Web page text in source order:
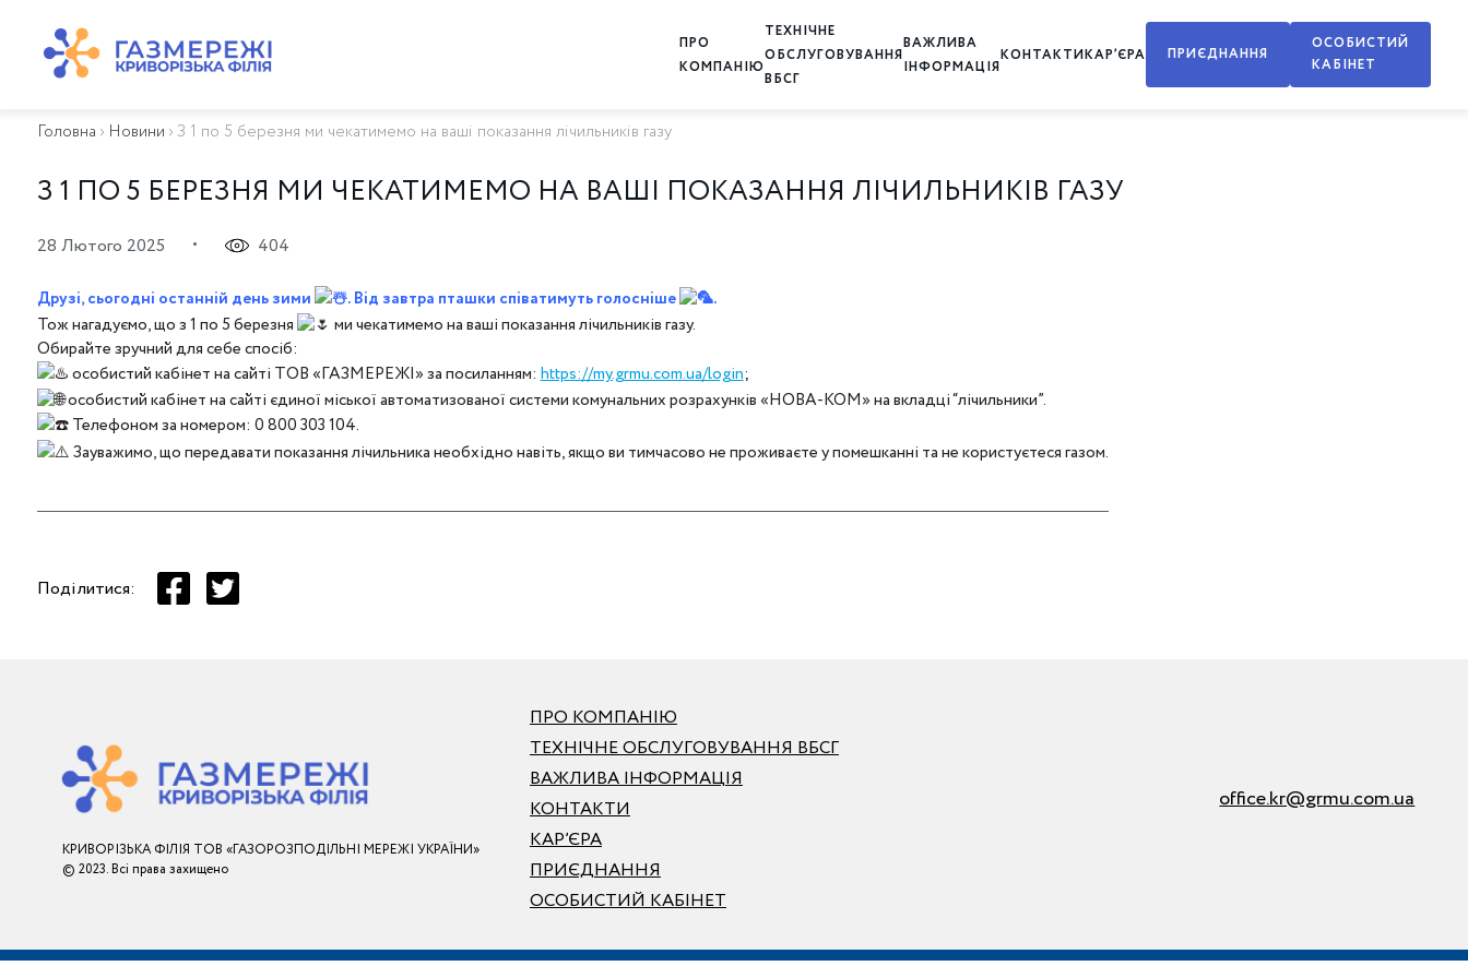
ПРО
КОМПАНІЮ
ТЕХНІЧНЕ
ОБСЛУГОВУВАННЯ
ВБСГ
ВАЖЛИВА
ІНФОРМАЦІЯ
КОНТАКТИКАР’ЄРА ПРИЄДНАННЯ
ОСОБИСТИЙ
КАБІНЕТ
ПРО КОМПАНІЮ
ВАЖЛИВА ІНФОРМАЦІЯ
КАР’ЄРА
ПРИЄДНАННЯ
КГУ
ОСОБИСТИЙ КАБІНЕТ
Головна › Новини ›З 1 по 5 березня ми чекатимемо на ваші показання лічильників газу
З 1 ПО 5 БЕРЕЗНЯ МИ ЧЕКАТИМЕМО НА ВАШІ ПОКАЗАННЯ ЛІЧИЛЬНИКІВ ГАЗУ
28 Лютого 2025 • 404
Друзі, сьогодні останній день зими . Від завтра пташки співатимуть голосніше
.
Тож нагадуємо, що з 1 по 5 березня
ми чекатимемо на ваші показання лічильників газу.
Обирайте зручний для себе спосіб:
особистий кабінет на сайті ТОВ «ГАЗМЕРЕЖІ» за посиланням:https://my.grmu.com.ua/login;
особистий кабінет на сайті єдиної міської автоматизованої системи комунальних розрахунків «НОВА-КОМ» на вкладці “лічильники”.
Телефоном за номером: 0 800 303 104.
Зауважимо, що передавати показання лічильника необхідно навіть, якщо ви тимчасово не проживаєте у помешканні та не користуєтеся газом.
Поділитися:
КРИВОРІЗЬКА ФІЛІЯ ТОВ «ГАЗОРОЗПОДІЛЬНІ МЕРЕЖІ УКРАЇНИ»
© 2023. Всі права захищено
ПРО КОМПАНІЮ
ТЕХНІЧНЕ ОБСЛУГОВУВАННЯ ВБСГ
ВАЖЛИВА ІНФОРМАЦІЯ
КОНТАКТИ
КАР’ЄРА
ПРИЄДНАННЯ
ОСОБИСТИЙ КАБІНЕТ
office.kr@grmu.com.ua